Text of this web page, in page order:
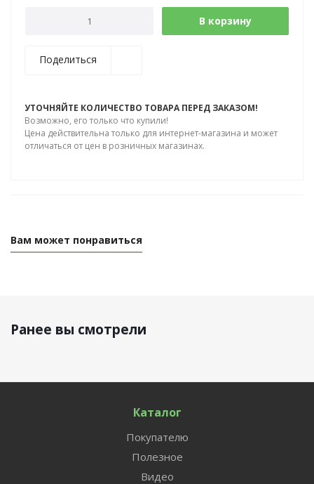
В корзину
Поделиться
УТОЧНЯЙТЕ КОЛИЧЕСТВО ТОВАРА ПЕРЕД ЗАКАЗОМ!
Возможно, его только что купили!
Цена действительна только для интернет-магазина и может
отличаться от цен в розничных магазинах.
Вам может понравиться
Ранее вы смотрели
Каталог
Покупателю
Полезное
Видео